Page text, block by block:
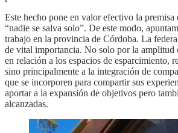
Este hecho pone en valor efectivo la premisa
“nadie se salva solo”. De este modo,
trabajo en la provincia de Córdoba. La
de vital importancia. No solo por la amplitud
en relación a los espacios de esparcimiento,
sino principalmente a la integración de
que se incorporen para compartir sus
aportar a la expansión de objetivos pero
alcanzadas.